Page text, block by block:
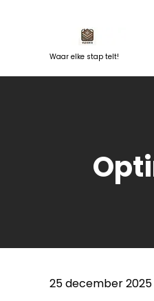
Waar elke stap telt!
25 december 2025